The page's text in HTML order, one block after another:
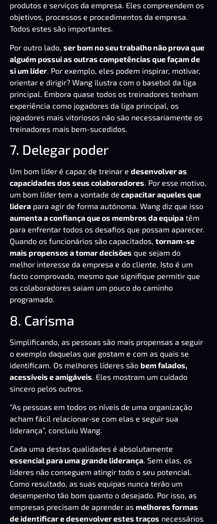
produtos e serviços da empresa. Eles compreendem os
objetivos, processos e procedimentos da empresa.
Todos estes são importantes.
Por outro lado, ser bom no seu trabalho não prova que
alguém possui as outras competências que façam de
si um líder. Por exemplo, eles podem inspirar, motivar,
orientar e dirigir? Wang ilustra com o basebol da liga
principal. Embora quase todos os treinadores tenham
experiência como jogadores da liga principal, os
jogadores mais vitoriosos não são necessariamente os
treinadores mais bem-sucedidos.
7. Delegar poder
Um bom líder é capaz de treinar e desenvolver as
capacidades dos seus colaboradores. Por esse motivo,
um bom líder tem a vontade de capacitar aqueles que
lidera para agir de forma autónoma. Wang diz que isso
aumenta a confiança que os membros da equipa têm
para enfrentar todos os desafios que possam aparecer.
Quando os funcionários são capacitados, tornam-se
mais propensos a tomar decisões que sejam do
melhor interesse da empresa e do cliente. Isto é um
facto comprovado, mesmo que signifique permitir que
os colaboradores saiam um pouco do caminho
programado.
8. Carisma
Simplificando, as pessoas são mais propensas a seguir
o exemplo daquelas que gostam e com as quais se
identificam. Os melhores líderes são bem falados,
acessíveis e amigáveis . Eles mostram um cuidado
sincero pelos outros.
“As pessoas em todos os níveis de uma organização
acham fácil relacionar-se com elas e seguir sua
liderança”, concluiu Wang.
Cada uma destas qualidades é absolutamente
essencial para uma grande liderança. Sem elas, os
líderes não conseguem atingir todo o seu potencial.
Como resultado, as suas equipas nunca terão um
desempenho tão bom quanto o desejado. Por isso, as
empresas precisam de aprender as melhores formas
de identificar e desenvolver estes traços necessários